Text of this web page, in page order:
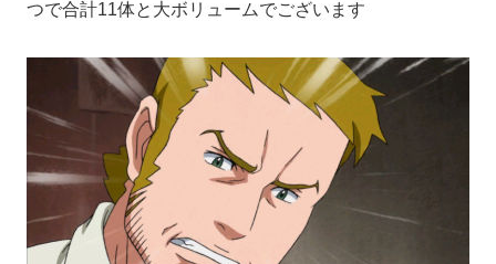
つで合計11体と大ボリュームでございます